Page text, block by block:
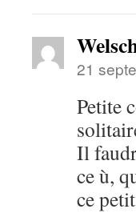
21
Petite
Il
ce ù,
ce